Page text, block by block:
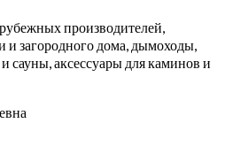
производителей,
и загородного дома, дымоходы,
сауны, аксессуары для каминов и